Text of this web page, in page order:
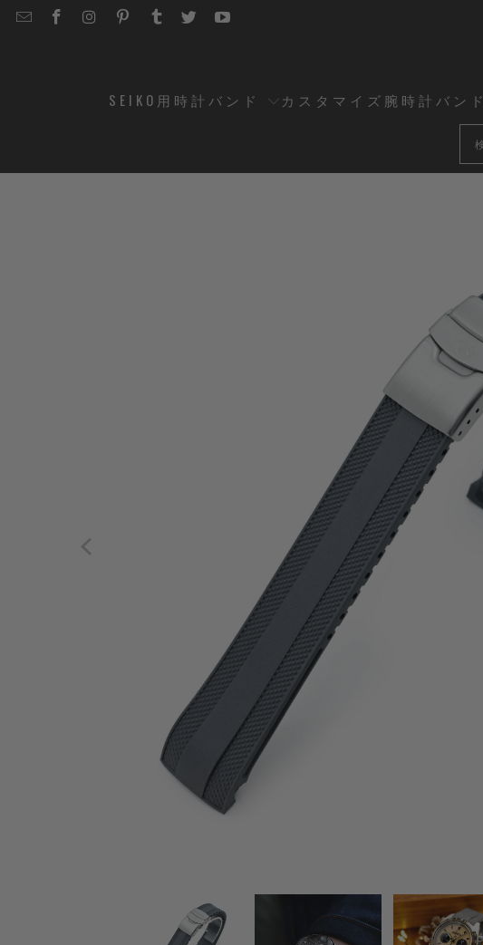
EMAILSTRAPCODE
STRAPCODE
STRAPCODE
STRAPCODE
STRAPCODE
STRAPCODE
SEIKO用時計バンド カスタマイズ腕時計バンド